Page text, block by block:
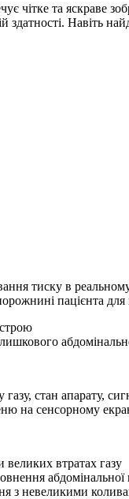
чітке та яскраве
Навіть
тиску в
порожнині
стан апарату,
на сенсорному
великих втратах газу
з невеликими